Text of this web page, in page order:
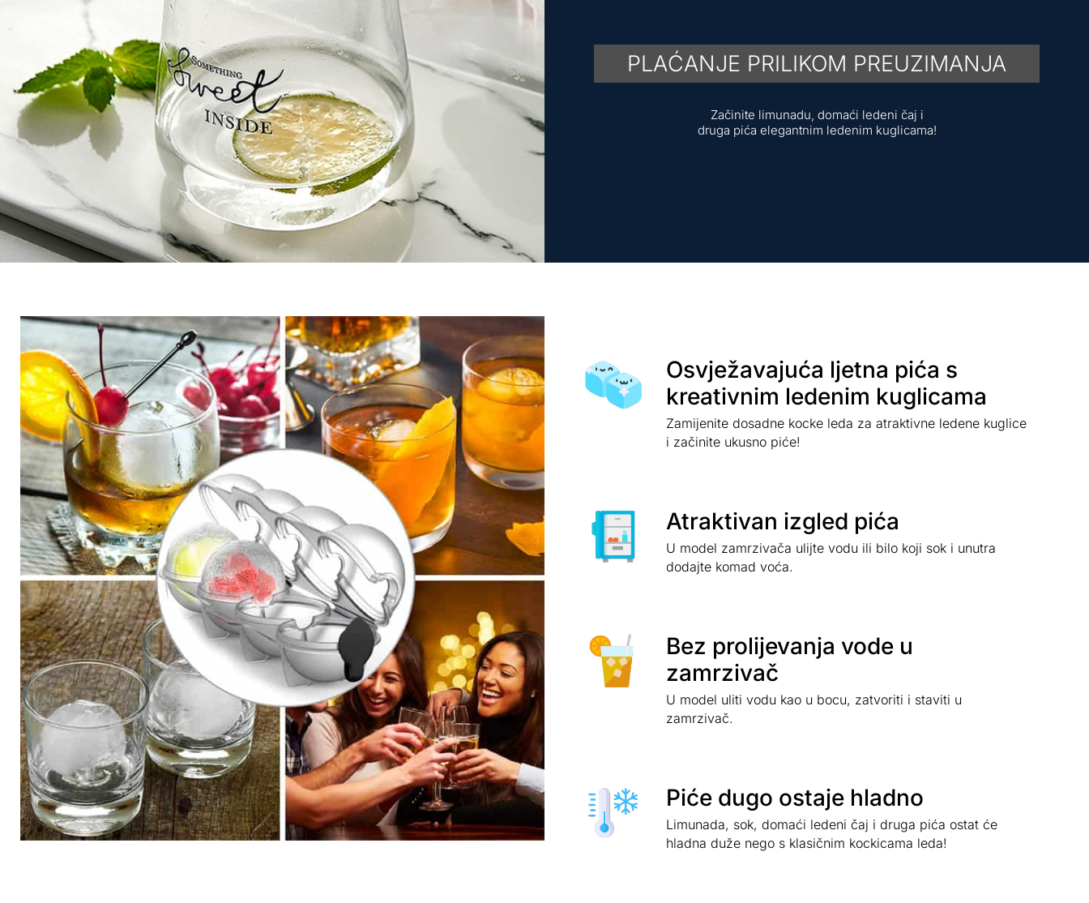
PLAĆANJE PRILIKOM PREUZIMANJA
Začinite limunadu, domaći ledeni čaj i
druga pića elegantnim ledenim kuglicama!
Osvježavajuća ljetna pića s
kreativnim ledenim kuglicama
Zamijenite dosadne kocke leda za atraktivne ledene kuglice
i začinite ukusno piće!
Atraktivan izgled pića
U model zamrzivača ulijte vodu ili bilo koji sok i unutra
dodajte komad voća.
Bez prolijevanja vode u
zamrzivač
U model uliti vodu kao u bocu, zatvoriti i staviti u
zamrzivač.
Piće dugo ostaje hladno
Limunada, sok, domaći ledeni čaj i druga pića ostat će
hladna duže nego s klasičnim kockicama leda!